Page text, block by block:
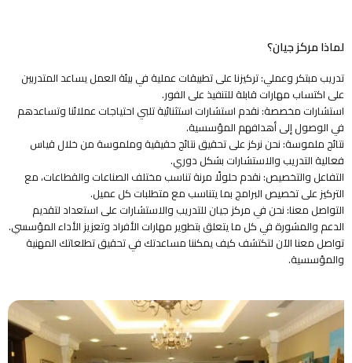
لماذا مركز جيان؟
تدريب مبتكر وعملي: تركيزنا على تطبيقات عملية في بيئة العمل يساعد المتدربين
على اكتساب مهارات قابلة للتنفيذ على الفور.
استشارات مخصصة: نقدم استشارات استثنائية تلبي احتياجات عملائنا وتساعدهم
في الوصول إلى أهدافهم المؤسسية.
نتائج ملموسة: نحن نركز على تحقيق نتائج حقيقية وملموسة من خلال قياس
فعالية التدريب والاستشارات بشكل دوري.
التفاعل والتخصيص: نقدم حلولًا مرنة تناسب مختلف الصناعات والقطاعات، مع
التركيز على تخصيص البرامج بما يتناسب مع متطلبات كل عميل.
التواصل معنا: نحن في مركز جيان للتدريب والاستشارات على استعداد لتقديم
الدعم والمشورة في كل ما يتعلق بتطوير مهارات الأفراد وتعزيز الأداء المؤسسي.
تواصل معنا الآن لتكتشف كيف يمكننا مساعدتك في تحقيق تطلعاتك المهنية
والمؤسسية.